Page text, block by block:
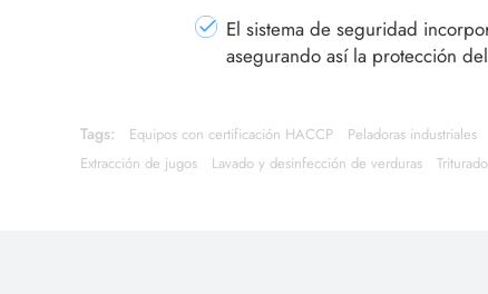
El sistema de seguridad
asegurando así la protección
Tags: Equipos con certificación HACCP Peladoras industriales
Extracción de jugos
Lavado y desinfección de verduras